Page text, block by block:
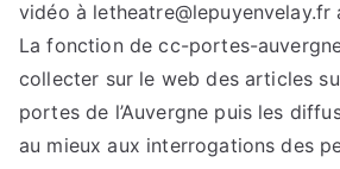
vidéo à letheatre@lepuyenvelay.fr
La fonction de cc-portes-
collecter sur le web des articles
portes de l’Auvergne puis les
au mieux aux interrogations des